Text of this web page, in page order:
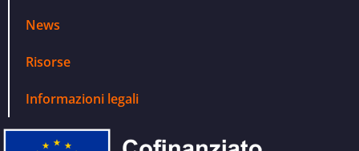
News
Risorse
Informazioni legali